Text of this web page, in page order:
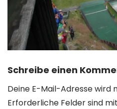
Schreibe einen
Deine E-Mail-Adresse
Erforderliche Felder sind mit